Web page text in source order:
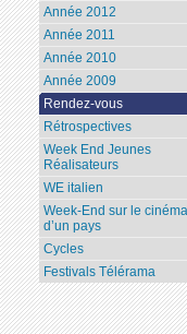
Année 2012
Année 2011
Année 2010
Année 2009
Rendez-vous
Rétrospectives
Week End Jeunes
Réalisateurs
WE italien
Week-End sur le cinéma
d’un pays
Cycles
Festivals Télérama